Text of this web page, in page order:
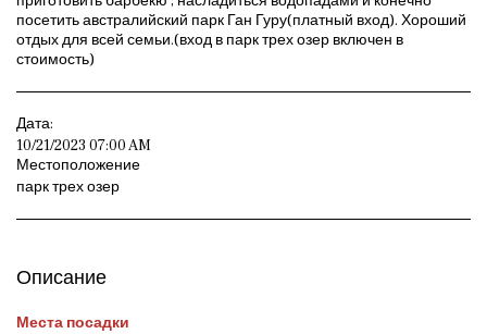
посетить австралийский парк Ган Гуру(платный вход). Хороший
отдых для всей семьи.(вход в парк трех озер включен в
стоимость)
Дата:
10/21/2023 07:00 AM
Местоположение
парк трех озер
Описание
Места посадки